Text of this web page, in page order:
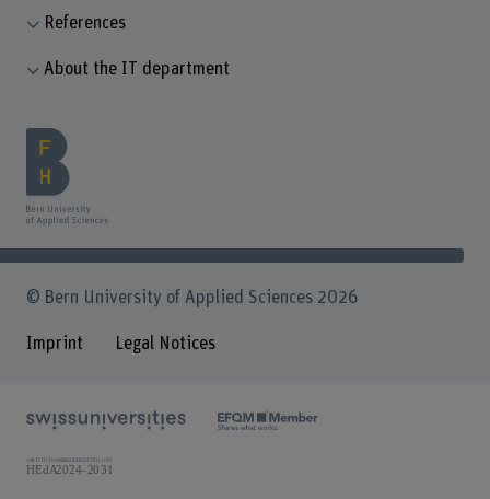
References
About the IT department
© Bern University of Applied Sciences 2026
Imprint Legal Notices